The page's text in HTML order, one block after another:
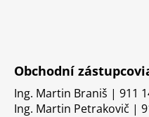
Obchodní
Ing. Martin Braniš | 911
Ing. Martin Petrakovič |